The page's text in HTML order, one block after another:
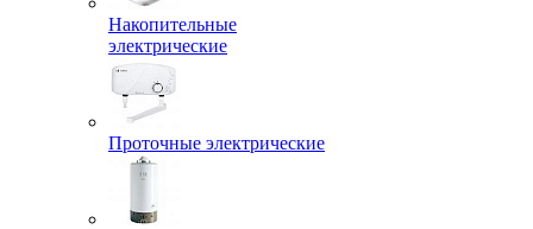
Накопительные
электрические
Проточные электрические